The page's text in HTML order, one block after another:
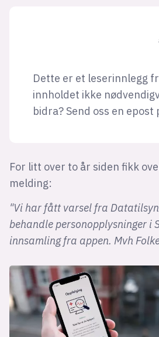
Dette er et leserinnlegg
innholdet ikke
bidra? Send oss en epost
For litt over to år siden fikk
melding:
"Vi har fått varsel fra
behandle personopplysninger i
innsamling fra appen. Mvh